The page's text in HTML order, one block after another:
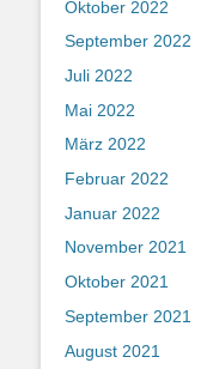
Oktober 2022
September 2022
Juli 2022
Mai 2022
März 2022
Februar 2022
Januar 2022
November 2021
Oktober 2021
September 2021
August 2021